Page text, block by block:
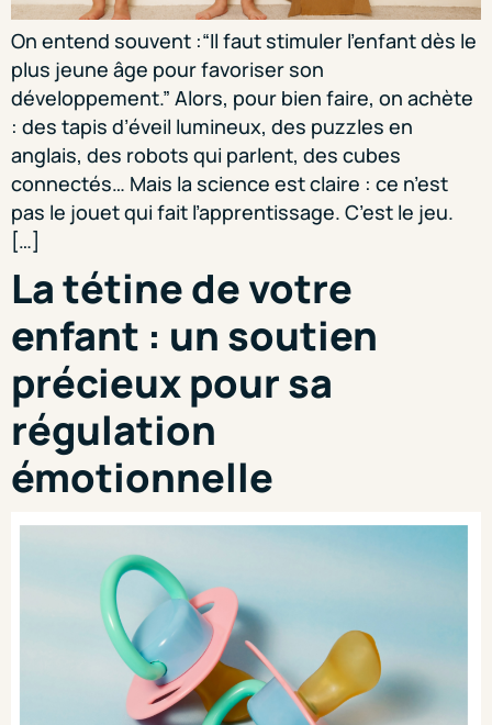
On entend souvent :“Il faut stimuler l’enfant dès le
plus jeune âge pour favoriser son
développement.” Alors, pour bien faire, on achète
: des tapis d’éveil lumineux, des puzzles en
anglais, des robots qui parlent, des cubes
connectés… Mais la science est claire : ce n’est
pas le jouet qui fait l’apprentissage. C’est le jeu.
[…]
La tétine de votre
enfant : un soutien
précieux pour sa
régulation
émotionnelle